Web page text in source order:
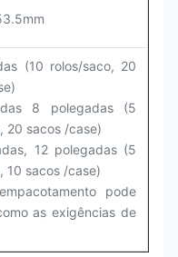
(10 rolos/saco, 20
8 polegadas (5
20 sacos /case)
12 polegadas (5
10 sacos /case)
pode
as exigências de